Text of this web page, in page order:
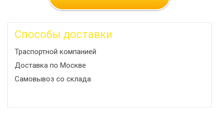
Способы доставки
Траспортной компанией
Доставка по Москве
Самовывоз со склада